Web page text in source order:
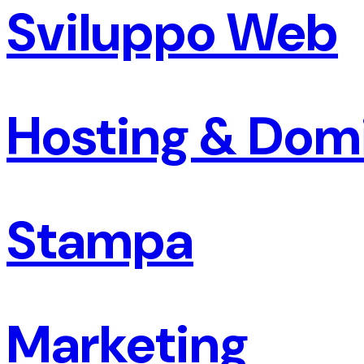
Sviluppo Web
Hosting &
Stampa
Marketing